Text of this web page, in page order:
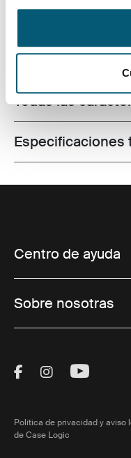
Toggle
Descripción del
Todas las
Especificaciones
Centro de ayuda
Sobre nosotras
Visit Thule on
Visit Thule
Visit
Política de privacidad y aviso
de Case Logic